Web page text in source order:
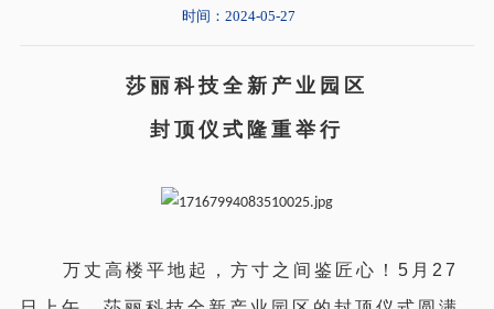
时间：2024-05-27
莎丽科技全新产业园区
封顶 仪式 隆重举行
万丈高楼平地起，方寸之间鉴匠心！5月27